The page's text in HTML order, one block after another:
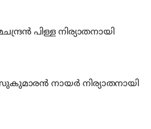
പിള്ള നിര്യാതനായി
നായര്‍ നിര്യാതനായി